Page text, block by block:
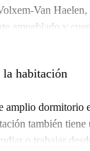
Van
amueblado y
cocina bien
con balcón
el apartamento es
Le Bar De
habitación
amplio dormitorio
también
o trabajar